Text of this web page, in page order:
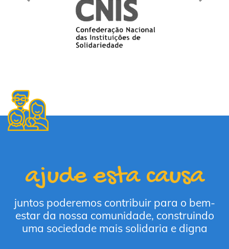
ajude esta causa
juntos poderemos contribuir para o bem-
estar da nossa comunidade, construindo
uma sociedade mais solidaria e digna